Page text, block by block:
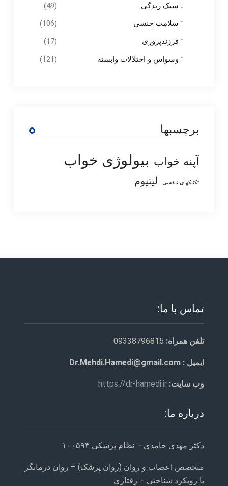
سبک زندگی
(49)
سلامت جنسی
(106)
فرزندپروری
(17)
وسواس و اختلالات وابسته
(121)
برچسبها
آپنه خواب بیولوژی خواب
تکنیکهای تنفسی لیتیوم
تماس با ما:
تلفن همراه: 09338796815
ایمیل : Dr.Mehdi.Hamedi@gmail.com
وب سایت: https://dr-hamedi.ir
درباره ما:
دکتر مهدی حامدی – نظام پزشکی ۱۰۰۵۹۳
متخصص اعصاب و روان (روان پزشک) – روان درمانگر
با رویکرد شناختی – رفتاری